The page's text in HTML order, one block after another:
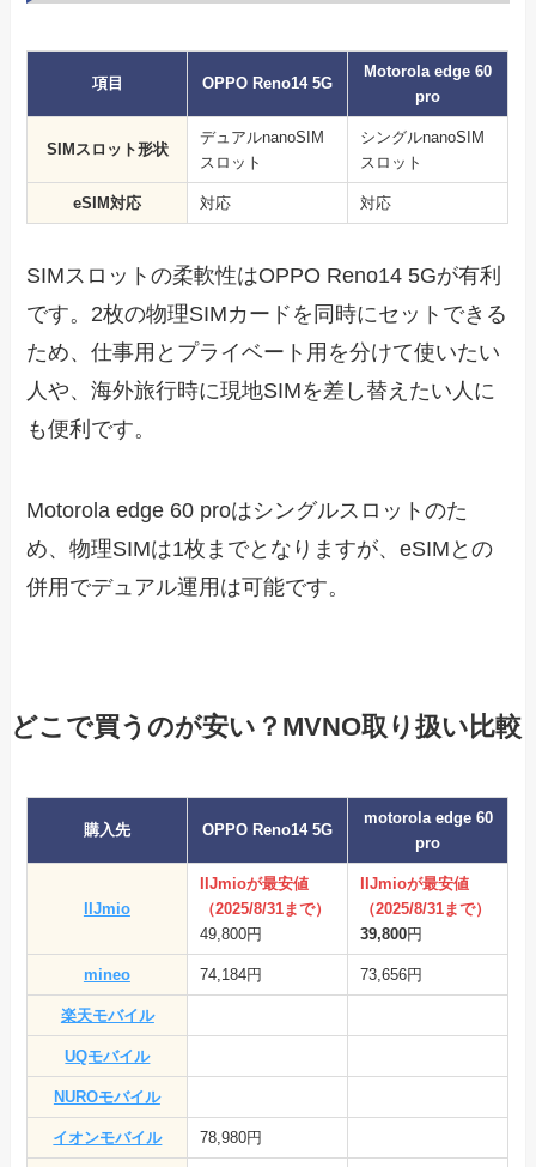
項目 OPPO Reno14 5G
Motorola edge 60
pro
SIMスロット形状
デュアルnanoSIM
スロット
シングルnanoSIM
スロット
eSIM対応 対応 対応
SIMスロットの柔軟性はOPPO Reno14 5Gが有利
です。2枚の物理SIMカードを同時にセットできる
ため、仕事用とプライベート用を分けて使いたい
人や、海外旅行時に現地SIMを差し替えたい人に
も便利です。
Motorola edge 60 proはシングルスロットのた
め、物理SIMは1枚までとなりますが、eSIMとの
併用でデュアル運用は可能です。
どこで買うのが安い？MVNO取り扱い比較
購入先 OPPO Reno14 5G
motorola edge 60
pro
IIJmio
IIJmioが最安値
（2025/8/31まで）
49,800円
IIJmioが最安値
（2025/8/31まで）
39,800円
mineo 74,184円 73,656円
楽天モバイル
UQモバイル
NUROモバイル
イオンモバイル 78,980円